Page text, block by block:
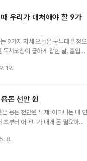
우리가 대처해야 할 9가
9가지 자세 오늘은 군부대 일정으
독서코칭이 급하게 잡힌 날. 출입하
서 코칭에 임했답니다. 준비한 내
장이나 저자에게 동의할 수 없는
을 나눴답니다. 많은 내용 중에 장
실패와 역경에 대처하는 방법에
면 피하거나 맞서거나 둘 중 하나
19.
돈 천만 원
용돈 천만원 부제: 어머니는 내 인
초부터 어머니가 내개 돈 필요하지
고 가지고 가서 쓰라는 것이다. 처음
8.